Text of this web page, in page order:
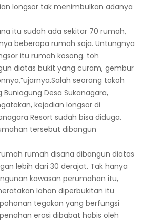
longsor tak menimbulkan adanya
itu sudah ada sekitar 70 rumah,
beberapa rumah saja. Untungnya
itu rumah kosong. toh
diatas bukit yang curam, gembur
seorang tokoh
Desa Sukanagara,
kejadian longsor di
Resort sudah bisa diduga.
tersebut dibangun
rumah disana dibangun diatas
lebih dari 30 derajat. Tak hanya
kawasan perumahan itu,
lahan diperbukitan itu
tegakan yang berfungsi
erosi dibabat habis oleh